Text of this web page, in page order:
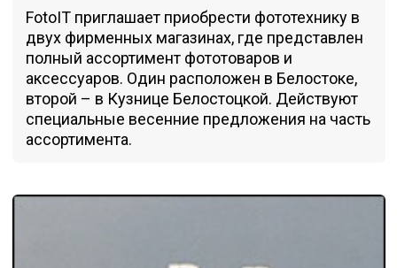
FotoIT приглашает приобрести фототехнику в
двух фирменных магазинах, где представлен
полный ассортимент фототоваров и
аксессуаров. Один расположен в Белостоке,
второй – в Кузнице Белостоцкой. Действуют
специальные весенние предложения на часть
ассортимента.